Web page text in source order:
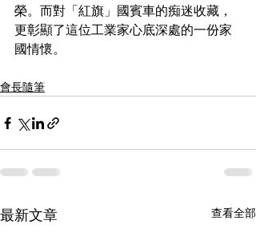
榮。而對「紅旗」國賓車的痴迷收藏，
更彰顯了這位工業家心底深處的一份家
國情懷。
會長隨筆
最新文章 查看全部